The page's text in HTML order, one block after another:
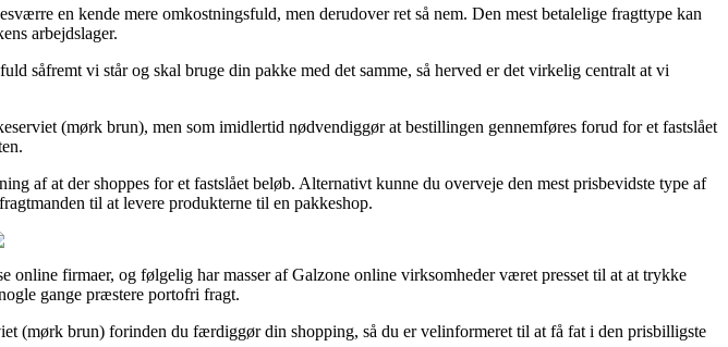
en kende mere omkostningsfuld, men derudover ret så nem. Den mest betalelige fragttype kan
arbejdslager.
såfremt vi står og skal bruge din pakke med det samme, så herved er det virkelig centralt at vi
(mørk brun), men som imidlertid nødvendiggør at bestillingen gennemføres forud for et fastslået
af at der shoppes for et fastslået beløb. Alternativt kunne du overveje den mest prisbevidste type af
til at levere produkterne til en pakkeshop.
firmaer, og følgelig har masser af Galzone online virksomheder været presset til at at trykke
gange præstere portofri fragt.
(mørk brun) forinden du færdiggør din shopping, så du er velinformeret til at få fat i den prisbilligste